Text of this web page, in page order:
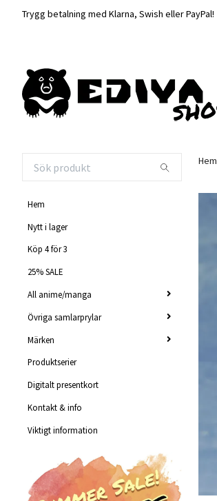
Trygg betalning med Klarna, Swish eller PayPal!
Hem
Nytt i lager
Köp 4 för 3
25% SALE
All anime/manga
Övriga samlarprylar
Märken
Produktserier
Digitalt presentkort
Kontakt & info
Viktigt information
Hem